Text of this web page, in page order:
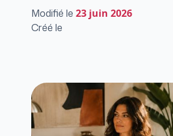
Modifié le 23 juin 2026
Créé le